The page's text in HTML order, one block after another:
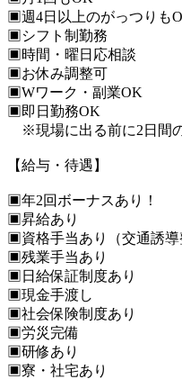
▣週4日以上のがっつりも
▣シフト制勤務
▣時間・曜日応相談
▣お休み調整可
▣Wワーク・副業OK
▣即日勤務OK
※現場に出る前に2日間
【給与・待遇】
▣年2回ボーナスあり！
▣昇給あり
▣資格手当あり（交通誘導
▣残業手当あり
▣日給保証制度あり
▣現金手渡し
▣社会保険制度あり
▣労災完備
▣研修あり
▣寮・社宅あり